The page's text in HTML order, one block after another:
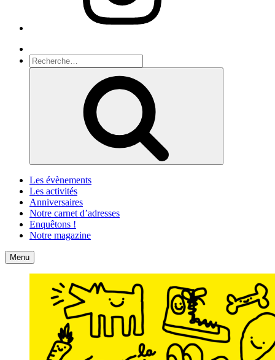
Recherche
pour
Les évènements
Les activités
Anniversaires
Notre carnet d’adresses
Enquêtons !
Notre magazine
Accueil
Menu Contact